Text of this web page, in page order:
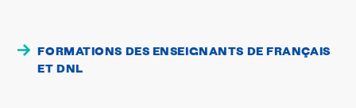
FORMATIONS DES ENSEIGNANTS DE FRANÇAIS
ET DNL